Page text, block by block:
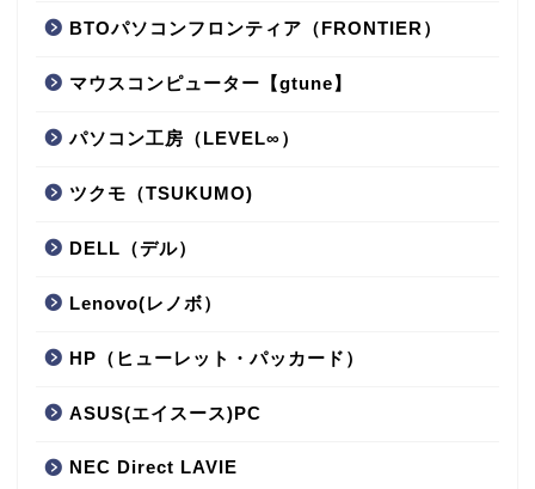
BTOパソコンフロンティア（FRONTIER）
マウスコンピューター【gtune】
パソコン工房（LEVEL∞）
ツクモ（TSUKUMO)
DELL（デル）
Lenovo(レノボ）
HP（ヒューレット・パッカード）
ASUS(エイスース)PC
NEC Direct LAVIE